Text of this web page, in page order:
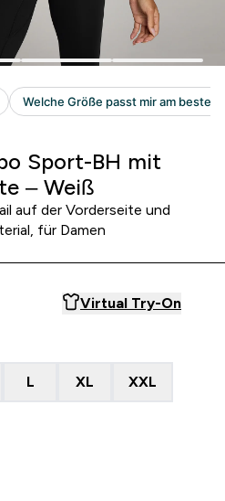
Sport-BH mit
– Weiß
auf der Vorderseite und
für Damen
Virtual Try-On
L XL XXL